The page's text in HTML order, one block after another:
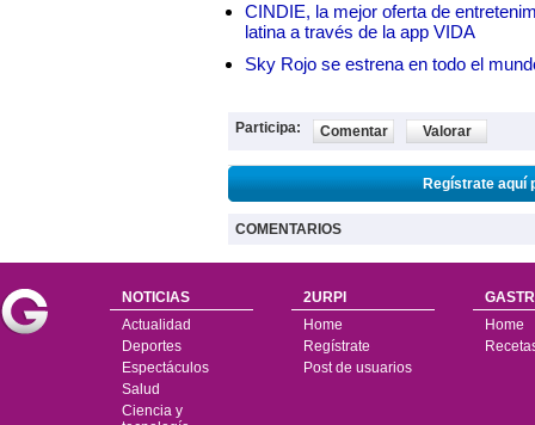
CINDIE, la mejor oferta de
latina a través de la app VIDA
Sky Rojo se estrena en todo el
Participa: Comentar Valorar
Regístrate aquí
COMENTARIOS
NOTICIAS
Actualidad
Deportes
Espectáculos
Salud
Ciencia y
2URPI
Home
Regístrate
Post de usuarios
Home